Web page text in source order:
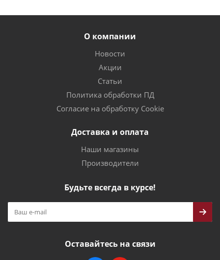
О компании
Новости
Акции
Статьи
Политика обработки ПД
Согласие на обработку Cookie
Доставка и оплата
Наши магазины
Производители
Будьте всегда в курсе!
Оставайтесь на связи